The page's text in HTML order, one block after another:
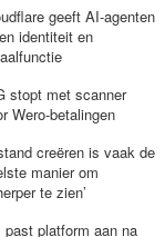
geeft AI-agenten
identiteit en
stopt met scanner
Wero-betalingen
creëren is vaak de
manier om
te zien’
past platform aan na